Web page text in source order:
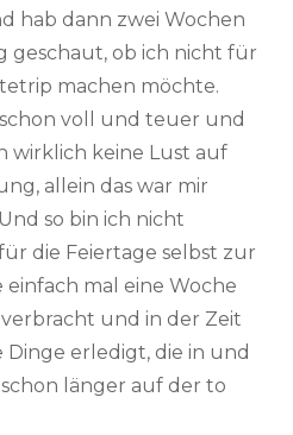
hab dann zwei Wochen
geschaut, ob ich nicht für
machen möchte.
voll und teuer und
wirklich keine Lust auf
allein das war mir
so bin ich nicht
die Feiertage selbst zur
einfach mal eine Woche
und in der Zeit
Dinge erledigt, die in und
länger auf der to